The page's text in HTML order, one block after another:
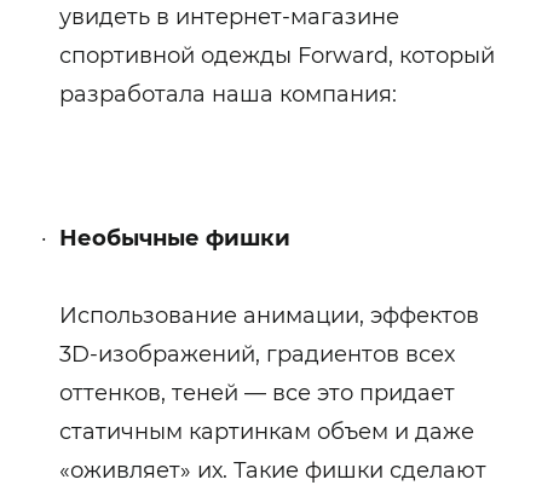
увидеть в интернет-магазине
спортивной одежды Forward, который
разработала наша компания:
Необычные фишки
Использование анимации, эффектов
3D-изображений, градиентов всех
оттенков, теней — все это придает
статичным картинкам объем и даже
«оживляет» их. Такие фишки сделают